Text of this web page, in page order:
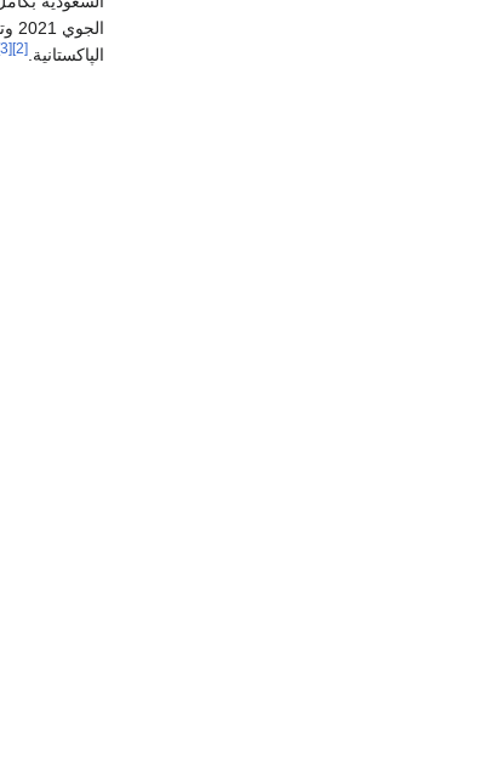
الجوي 2021 وتشارك القوات الجوية السعودية إلى جانب
الپاكستانية. [2]
[3]